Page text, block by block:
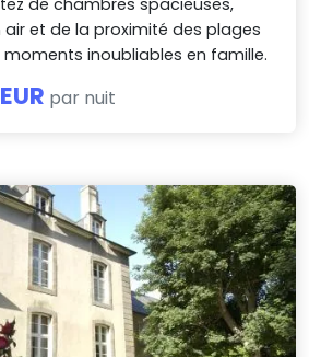
air et de la proximité des plages
inoubliables en famille.
par nuit